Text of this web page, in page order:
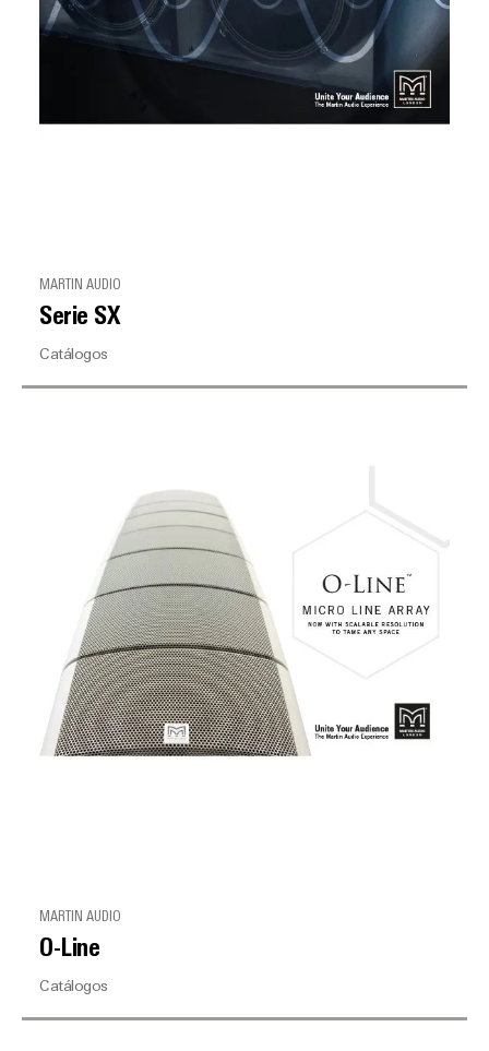
MARTIN AUDIO
Serie SX
Catálogos
MARTIN AUDIO
O-Line
Catálogos